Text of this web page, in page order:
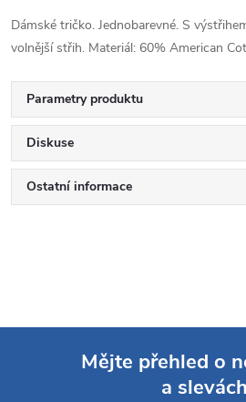
Dámské tričko. Jednobarevné. S
volnější střih. Materiál: 60% American
Parametry produktu
Diskuse
Ostatní informace
Mějte přehled o
a slevách